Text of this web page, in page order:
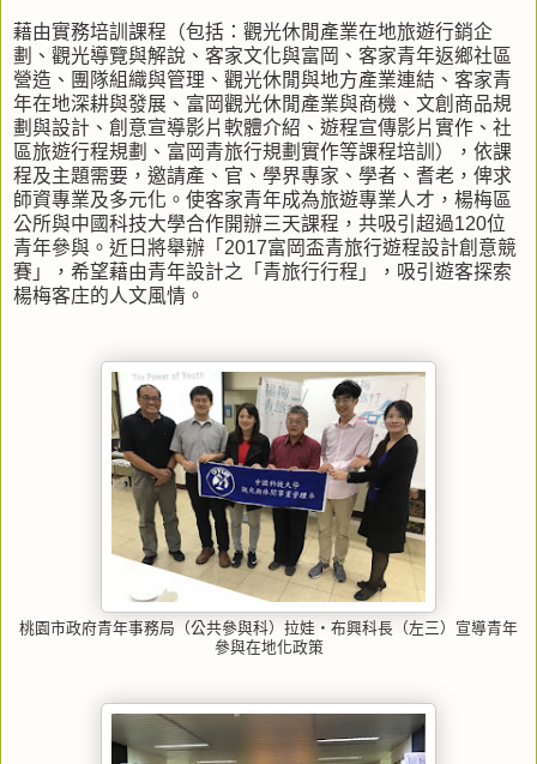
藉由實務培訓課程（包括：觀光休閒產業在地旅遊行銷企
劃、觀光導覽與解說、客家文化與富岡、客家青年返鄉社區
營造、團隊組織與管理、觀光休閒與地方產業連結、客家青
年在地深耕與發展、富岡觀光休閒產業與商機、文創商品規
劃與設計、創意宣導影片軟體介紹、遊程宣傳影片實作、社
區旅遊行程規劃、富岡青旅行規劃實作等課程培訓），依課
程及主題需要，邀請產、官、學界專家、學者、耆老，俾求
師資專業及多元化。使客家青年成為旅遊專業人才，楊梅區
公所與中國科技大學合作開辦三天課程，共吸引超過120位
青年參與。近日將舉辦「2017富岡盃青旅行遊程設計創意競
賽」，希望藉由青年設計之「青旅行行程」，吸引遊客探索
楊梅客庄的人文風情。
桃園市政府青年事務局（公共參與科）拉娃‧布興科長（左三）宣導青年
參與在地化政策